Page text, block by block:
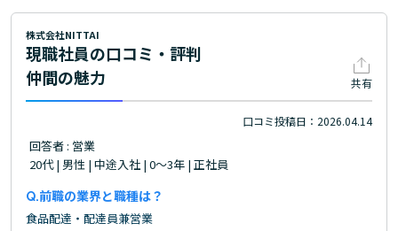
株式会社NITTAI
現職社員の口コミ・評判
仲間の魅力
共有
口コミ投稿日：2026.04.14
回答者 : 営業
20代 | 男性 | 中途入社 | 0～3年 | 正社員
前職の業界と職種は？
食品配達・配達員兼営業